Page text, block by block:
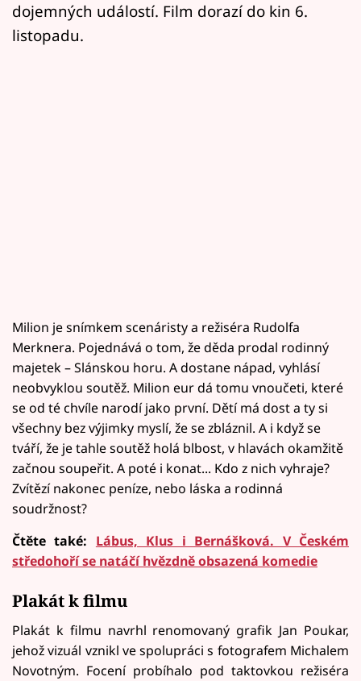
dojemných událostí. Film dorazí do kin 6.
listopadu.
Milion je snímkem scenáristy a režiséra Rudolfa
Merknera. Pojednává o tom, že děda prodal rodinný
majetek – Slánskou horu. A dostane nápad, vyhlásí
neobvyklou soutěž. Milion eur dá tomu vnoučeti, které
se od té chvíle narodí jako první. Dětí má dost a ty si
všechny bez výjimky myslí, že se zbláznil. A i když se
tváří, že je tahle soutěž holá blbost, v hlavách okamžitě
začnou soupeřit. A poté i konat... Kdo z nich vyhraje?
Zvítězí nakonec peníze, nebo láska a rodinná
soudržnost?
Čtěte také: Lábus, Klus i Bernášková. V Českém
středohoří se natáčí hvězdně obsazená komedie
Plakát k filmu
Plakát k filmu navrhl renomovaný grafik Jan Poukar,
jehož vizuál vznikl ve spolupráci s fotografem Michalem
Novotným. Focení probíhalo pod taktovkou režiséra